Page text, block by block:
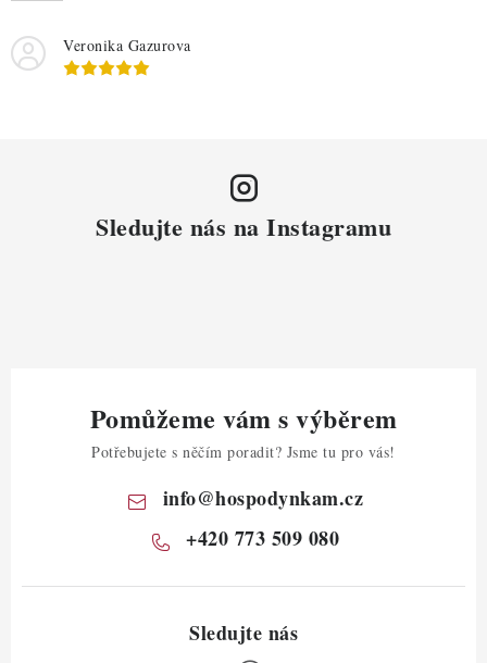
Veronika Gazurova
Sledujte nás na Instagramu
Pomůžeme vám s výběrem
Potřebujete s něčím poradit? Jsme tu pro vás!
info@hospodynkam.cz
+420 773 509 080